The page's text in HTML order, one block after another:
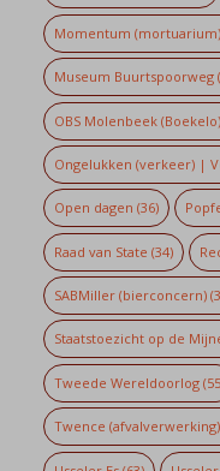
Momentum (mortuarium)
Museum Buurtspoorweg
OBS Molenbeek
Ongelukken (verkeer) |
Open dagen (36)
Raad van State (34)
SABMiller (bierconcern)
Staatstoezicht op de
Tweede Wereldoorlog
Twence